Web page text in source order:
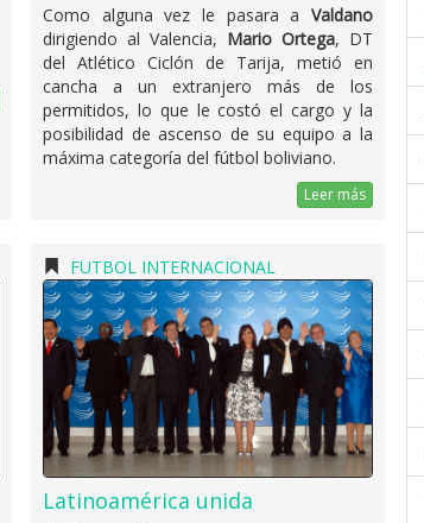
Como alguna vez le pasara a Valdano
dirigiendo al Valencia, Mario Ortega, DT
del Atlético Ciclón de Tarija, metió en
cancha a un extranjero más de los
permitidos, lo que le costó el cargo y la
posibilidad de ascenso de su equipo a la
máxima categoría del fútbol boliviano.
Leer más
FUTBOL INTERNACIONAL
Latinoamérica unida